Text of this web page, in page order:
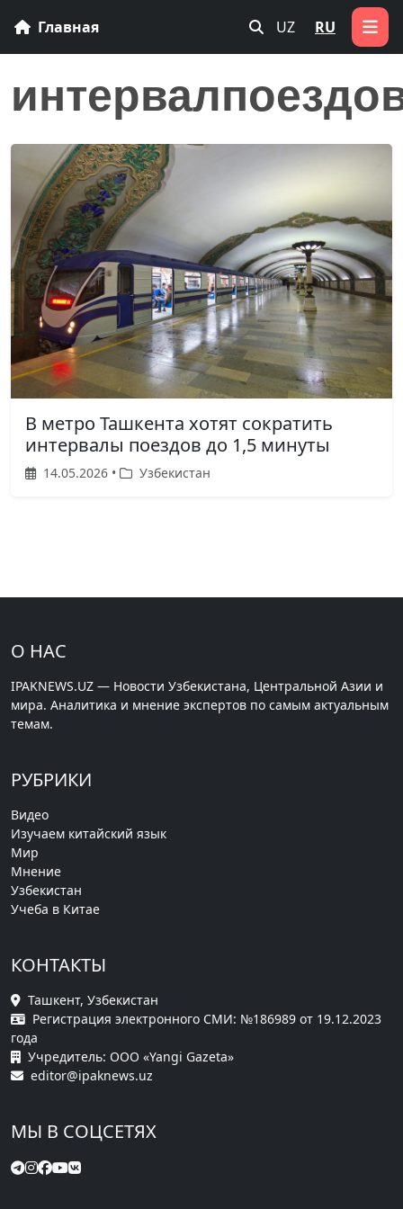
Главная UZ RU
В метро Ташкента хотят сократить
интервалы поездов до 1,5 минуты
14.05.2026 • Узбекистан
О НАС
IPAKNEWS.UZ — Новости Узбекистана, Центральной Азии и
мира. Аналитика и мнение экспертов по самым актуальным
темам.
РУБРИКИ
Видео
Изучаем китайский язык
Мир
Мнение
Узбекистан
Учеба в Китае
КОНТАКТЫ
Ташкент, Узбекистан
Регистрация электронного СМИ: №186989 от 19.12.2023
года
Учредитель: ООО «Yangi Gazeta»
editor@ipaknews.uz
МЫ В СОЦСЕТЯХ